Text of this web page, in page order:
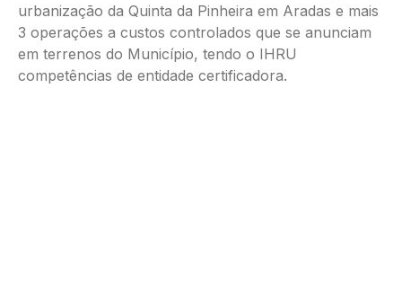
urbanização da Quinta da Pinheira em Aradas e mais
3 operações a custos controlados que se anunciam
em terrenos do Município, tendo o IHRU
competências de entidade certificadora.